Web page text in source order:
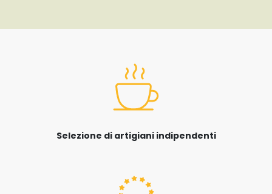
Selezione di artigiani indipendenti